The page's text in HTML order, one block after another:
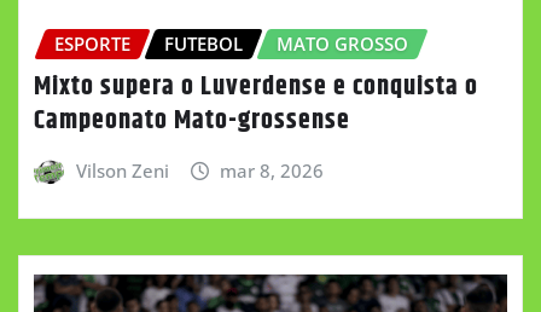
ESPORTE FUTEBOL MATO GROSSO
Mixto supera o Luverdense e conquista o
Campeonato Mato-grossense
Vilson Zeni mar 8, 2026